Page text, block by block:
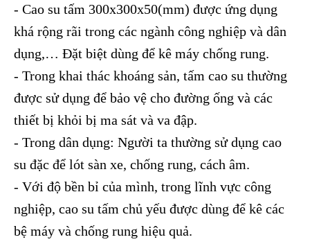
- Cao su tấm 300x300x50(mm) được ứng dụng
khá rộng rãi trong các ngành công nghiệp và dân
dụng,… Đặt biệt dùng để kê máy chống rung.
- Trong khai thác khoáng sản, tấm cao su thường
được sử dụng để bảo vệ cho đường ống và các
thiết bị khỏi bị ma sát và va đập.
- Trong dân dụng: Người ta thường sử dụng cao
su đặc để lót sàn xe, chống rung, cách âm.
- Với độ bền bỉ của mình, trong lĩnh vực công
nghiệp, cao su tấm chủ yếu được dùng để kê các
bệ máy và chống rung hiệu quả.